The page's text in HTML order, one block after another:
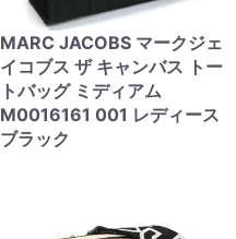
MARC JACOBS マークジェ
イコブス ザ キャンバス トー
トバッグ ミディアム
M0016161 001 レディース
ブラック